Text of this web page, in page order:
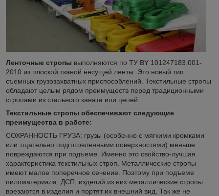
Ленточные стропы выполняются по ТУ BY 101247183.001-
2010 из плоской тканой несущей ленты. Это новый тип
съемных грузозахватных приспособлений. Текстильные стропы
обладают целым рядом преимуществ перед традиционными
стропами из стального каната или цепей.
Текстильные стропы обеспечивают следующие
преимущества в работе:
СОХРАННОСТЬ ГРУЗА: грузы (особенно с мягкими кромками
или тщательно подготовленными поверхностями) меньше
повреждаются при подъеме. Именно это свойство-лучшая
характеристика текстильных строп. Металлические стропы
имеют малое поперечное сечение. Поэтому при подъеме
пиломатериала, ДСП, изделий из них металлические стропы
врезаются в изделия и портят их внешний вид. Так же не